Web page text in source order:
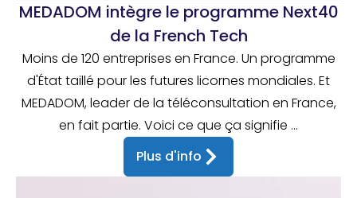
MEDADOM intègre le programme Next40
de la French Tech
Moins de 120 entreprises en France. Un programme
d'État taillé pour les futures licornes mondiales. Et
MEDADOM, leader de la téléconsultation en France,
en fait partie. Voici ce que ça signifie ...
Plus d'info